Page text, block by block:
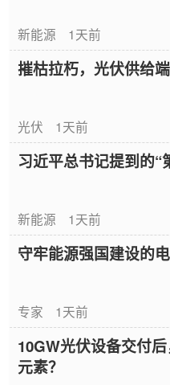
新能源 1天前
摧枯拉朽，光伏供给
光伏 1天前
习近平总书记提到的“
新能源 1天前
守牢能源强国建设的
专家 1天前
10GW光伏设备交付
元素？